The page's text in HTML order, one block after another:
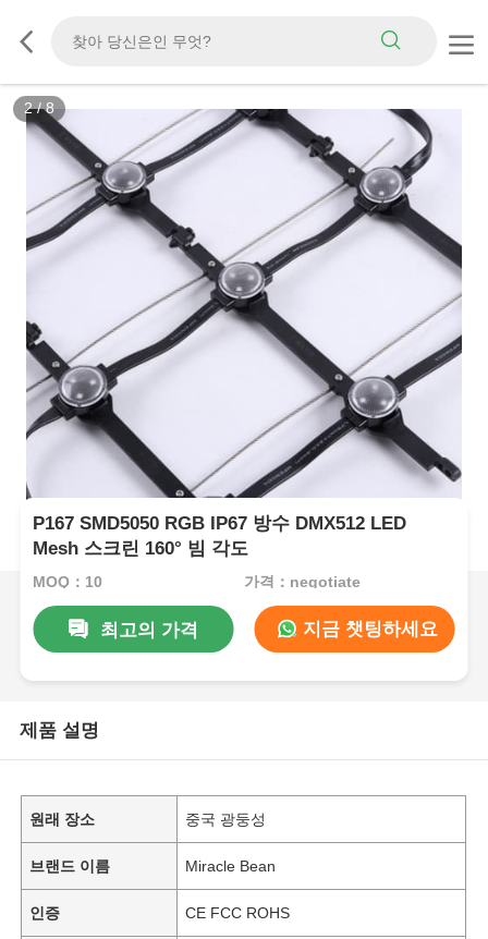
2/8
P167 SMD5050 RGB IP67 방수 DMX512 LED
Mesh 스크린 160° 빔 각도
MOQ：10 가격：negotiate
최고의 가격 지금 챗팅하세요
제품 설명
원래 장소 중국 광둥성
브랜드 이름 Miracle Bean
인증 CE FCC ROHS